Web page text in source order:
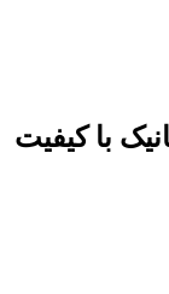
با کیفیت